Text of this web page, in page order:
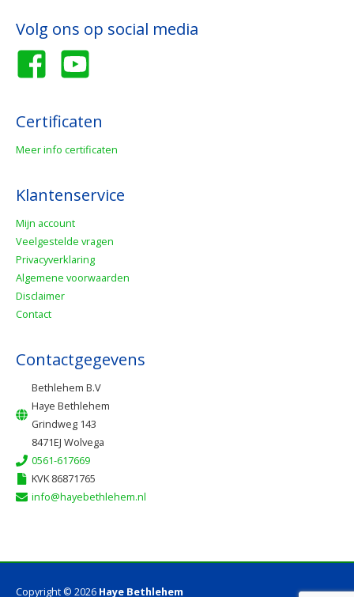
Volg ons op social media
Certificaten
Meer info certificaten
Klantenservice
Mijn account
Veelgestelde vragen
Privacyverklaring
Algemene voorwaarden
Disclaimer
Contact
Contactgegevens
Bethlehem B.V
Haye Bethlehem
Grindweg 143
8471EJ Wolvega
0561-617669
KVK 86871765
info@hayebethlehem.nl
Copyright © 2026 Haye Bethlehem